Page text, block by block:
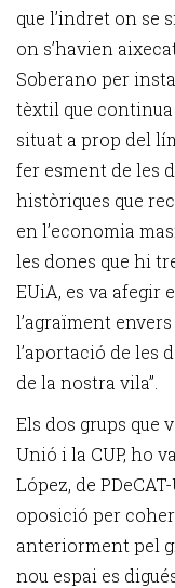
que l’indret on se
on s’havien
Soberano per
tèxtil que
situat a prop del
fer esment de les
històriques que
en l’economia
les dones que hi
EUiA, es va afegir
l’agraïment
l’aportació de les
de la nostra vila”.
Els dos grups que
Unió i la CUP, ho
López, de
oposició per
anteriorment pel
nou espai es